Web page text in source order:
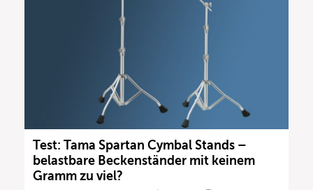
Test: Tama Spartan Cymbal Stands –
belastbare Beckenständer mit keinem
Gramm zu viel?